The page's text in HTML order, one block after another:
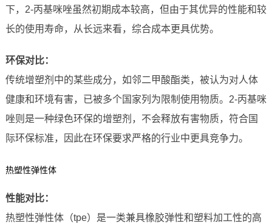
下，2-丙基咪唑虽然初期成本较高，但由于其优异的性能和较
长的使用寿命，从长远来看，综合成本更具优势。
环保对比：
传统增塑剂中的某些成分，如邻二甲酸酯类，被认为对人体
健康和环境有害，已被多个国家列为限制使用物质。2-丙基咪
唑则是一种绿色环保的增塑剂，不会释放有害物质，符合国
际环保标准，因此在环保要求严格的行业中更具竞争力。
热塑性弹性体
性能对比：
热塑性弹性体（tpe）是一类兼具橡胶弹性和塑料加工性的高